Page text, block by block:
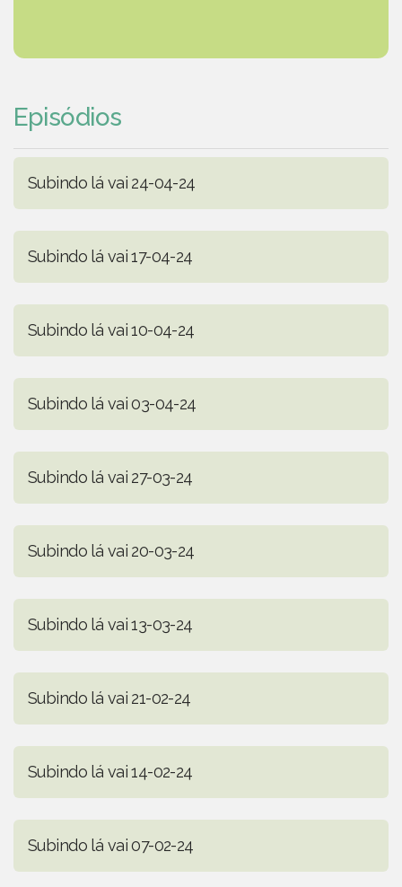
Episódios
Subindo lá vai 24-04-24
Subindo lá vai 17-04-24
Subindo lá vai 10-04-24
Subindo lá vai 03-04-24
Subindo lá vai 27-03-24
Subindo lá vai 20-03-24
Subindo lá vai 13-03-24
Subindo lá vai 21-02-24
Subindo lá vai 14-02-24
Subindo lá vai 07-02-24